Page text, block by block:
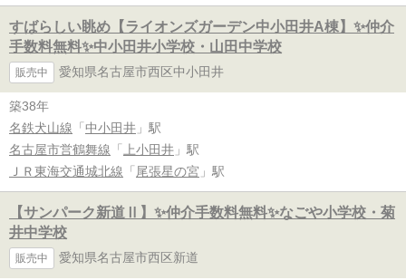
すばらしい眺め【ライオンズガーデン中小田井A棟】✨️仲介
手数料無料✨️中小田井小学校・山田中学校
販売中 愛知県名古屋市西区中小田井
築38年
名鉄犬山線 「 中小田井 」駅
名古屋市営鶴舞線 「 上小田井 」駅
ＪＲ東海交通城北線 「 尾張星の宮 」駅
【サンパーク新道Ⅱ】✨️仲介手数料無料✨️なごや小学校・菊
井中学校
販売中 愛知県名古屋市西区新道